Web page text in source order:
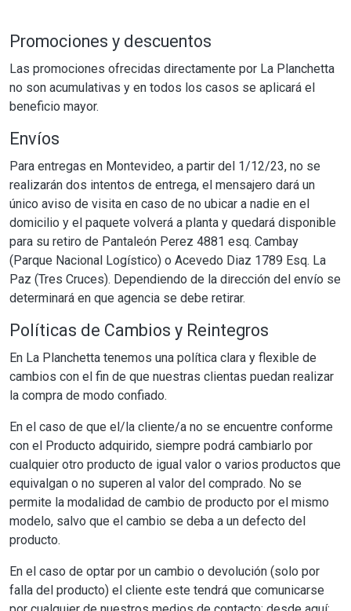
Promociones y descuentos
Las promociones ofrecidas directamente por La Planchetta
no son acumulativas y en todos los casos se aplicará el
beneficio mayor.
Envíos
Para entregas en Montevideo, a partir del 1/12/23, no se
realizarán dos intentos de entrega, el mensajero dará un
único aviso de visita en caso de no ubicar a nadie en el
domicilio y el paquete volverá a planta y quedará disponible
para su retiro de Pantaleón Perez 4881 esq. Cambay
(Parque Nacional Logístico) o Acevedo Diaz 1789 Esq. La
Paz (Tres Cruces). Dependiendo de la dirección del envío se
determinará en que agencia se debe retirar.
Políticas de Cambios y Reintegros
En La Planchetta tenemos una política clara y flexible de
cambios con el fin de que nuestras clientas puedan realizar
la compra de modo confiado.
En el caso de que el/la cliente/a no se encuentre conforme
con el Producto adquirido, siempre podrá cambiarlo por
cualquier otro producto de igual valor o varios productos que
equivalgan o no superen al valor del comprado. No se
permite la modalidad de cambio de producto por el mismo
modelo, salvo que el cambio se deba a un defecto del
producto.
En el caso de optar por un cambio o devolución (solo por
falla del producto) el cliente este tendrá que comunicarse